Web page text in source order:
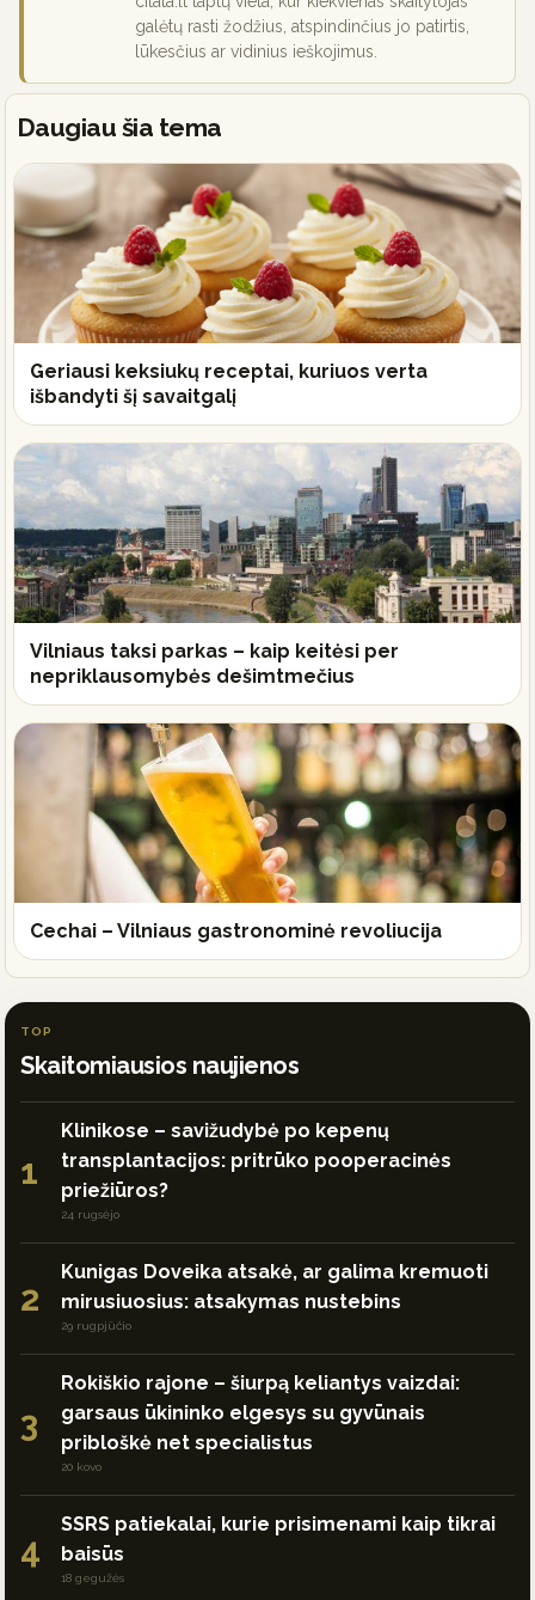
galėtų rasti žodžius, atspindinčius jo patirtis,
lūkesčius ar vidinius ieškojimus.
Daugiau šia tema
Geriausi keksiukų receptai, kuriuos verta
išbandyti šį savaitgalį
Vilniaus taksi parkas – kaip keitėsi per
nepriklausomybės dešimtmečius
Cechai – Vilniaus gastronominė revoliucija
TOP
Skaitomiausios naujienos
1
Klinikose – savižudybė po kepenų
transplantacijos: pritrūko pooperacinės
priežiūros?
24 rugsėjo
2
Kunigas Doveika atsakė, ar galima kremuoti
mirusiuosius: atsakymas nustebins
29 rugpjūčio
3
Rokiškio rajone – šiurpą keliantys vaizdai:
garsaus ūkininko elgesys su gyvūnais
pribloškė net specialistus
20 kovo
4
SSRS patiekalai, kurie prisimenami kaip tikrai
baisūs
18 gegužės